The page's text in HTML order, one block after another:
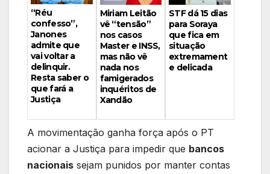
“Réu
confesso”,
Janones
admite que
vai voltar a
delinquir.
Resta saber o
que fará a
Justiça
Miriam Leitão
vê “tensão”
nos casos
Master e INSS,
mas não vê
nada nos
famigerados
inquéritos de
Xandão
STF dá 15 dias
para Soraya
que fica em
situação
extremament
e delicada
A movimentação ganha força após o PT
acionar a Justiça para impedir que bancos
nacionais sejam punidos por manter contas